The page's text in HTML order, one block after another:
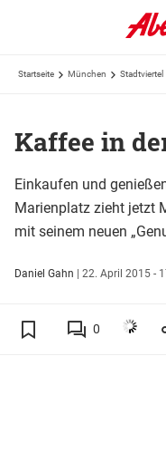
Startseite München Stadtviertel
Kaffee in
Einkaufen und
Marienplatz zieht jetzt
mit seinem neuen
Daniel Gahn | 22. April 2015 -
0